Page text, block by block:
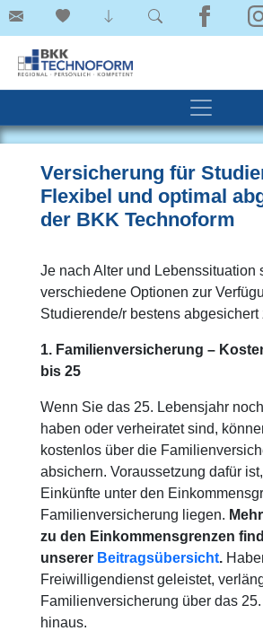
Versicherung für
Flexibel und optimal
der BKK Technoform
Je nach Alter und Lebenssituation
verschiedene Optionen zur
Studierende/r bestens abgesichert
1. Familienversicherung –
bis 25
Wenn Sie das 25. Lebensjahr
haben oder verheiratet sind,
kostenlos über die
absichern. Voraussetzung dafür
Einkünfte unter den
Familienversicherung liegen.
zu den Einkommensgrenzen
unserer Beitragsübersicht.
Freiwilligendienst geleistet,
Familienversicherung über das
hinaus.